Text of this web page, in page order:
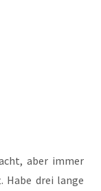
aber immer
Habe drei lan­ge